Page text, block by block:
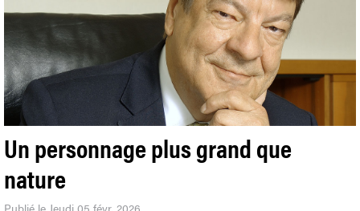
Un personnage plus grand que
nature
Publié le Jeudi 05 févr. 2026